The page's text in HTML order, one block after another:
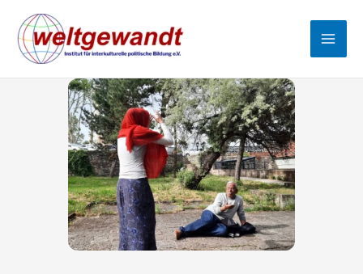
Inhalt
springen